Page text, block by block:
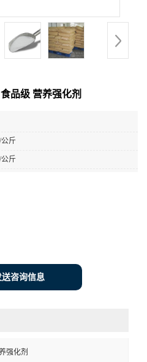
品级 营养强化剂
公斤
公斤
送咨询信息
强化剂